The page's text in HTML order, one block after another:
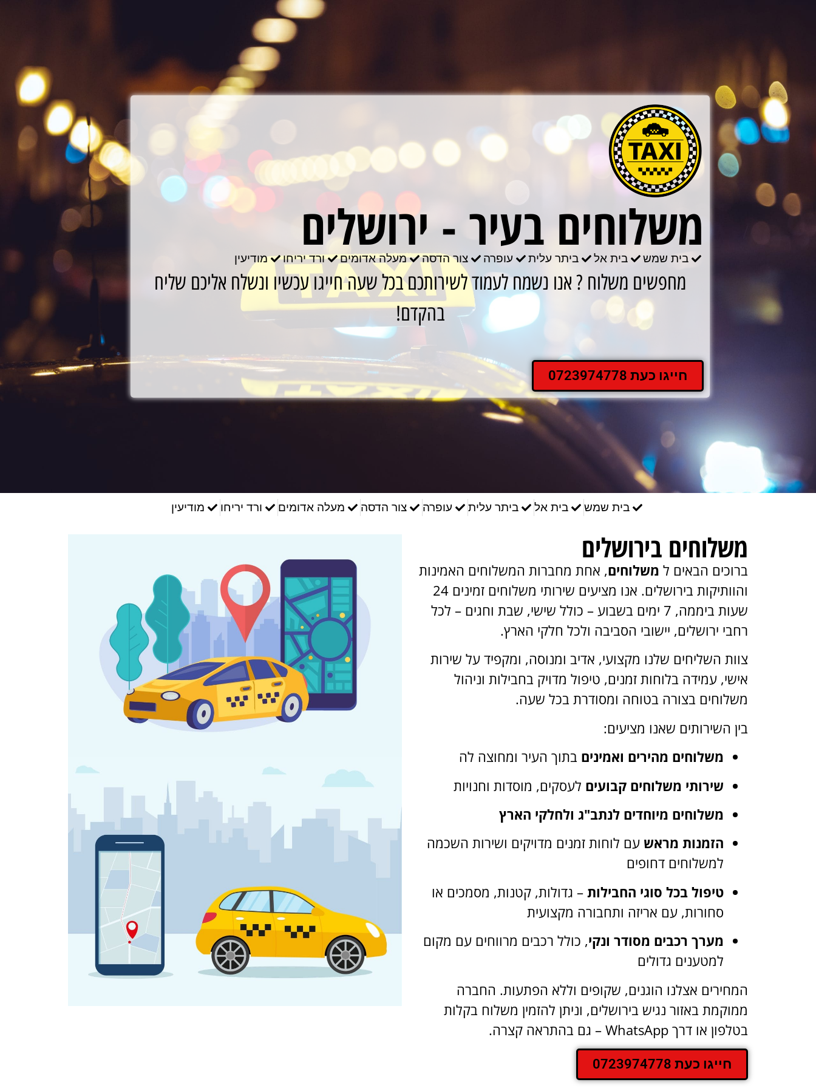
משלוחים בעיר - ירושלים
בית שמש בית אל ביתר עלית עופרה צור הדסה מעלה אדומים ורד יריחו מודיעין
מחפשים משלוח ? אנו נשמח לעמוד לשירותכם בכל שעה חייגו עכשיו ונשלח אליכם שליח
בהקדם!
חייגו כעת 0723974778
בית שמש בית אל ביתר עלית עופרה צור הדסה מעלה אדומים ורד יריחו מודיעין
משלוחים בירושלים
ברוכים הבאים ל משלוחים, אחת מחברות המשלוחים האמינות
והוותיקות בירושלים. אנו מציעים שירותי משלוחים זמינים 24
שעות ביממה, 7 ימים בשבוע – כולל שישי, שבת וחגים – לכל
רחבי ירושלים, יישובי הסביבה ולכל חלקי הארץ.
צוות השליחים שלנו מקצועי, אדיב ומנוסה, ומקפיד על שירות
אישי, עמידה בלוחות זמנים, טיפול מדויק בחבילות וניהול
משלוחים בצורה בטוחה ומסודרת בכל שעה.
בין השירותים שאנו מציעים:
משלוחים מהירים ואמינים בתוך העיר ומחוצה לה
שירותי משלוחים קבועים לעסקים, מוסדות וחנויות
משלוחים מיוחדים לנתב"ג ולחלקי הארץ
הזמנות מראש עם לוחות זמנים מדויקים ושירות השכמה
למשלוחים דחופים
טיפול בכל סוגי החבילות – גדולות, קטנות, מסמכים או
סחורות, עם אריזה ותחבורה מקצועית
מערך רכבים מסודר ונקי, כולל רכבים מרווחים עם מקום
למטענים גדולים
המחירים אצלנו הוגנים, שקופים וללא הפתעות. החברה
ממוקמת באזור נגיש בירושלים, וניתן להזמין משלוח בקלות
בטלפון או דרך WhatsApp – גם בהתראה קצרה.
חייגו כעת 0723974778